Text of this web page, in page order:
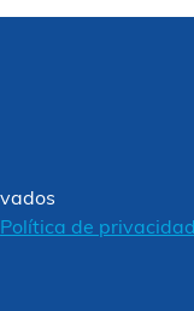
Política de privacidad